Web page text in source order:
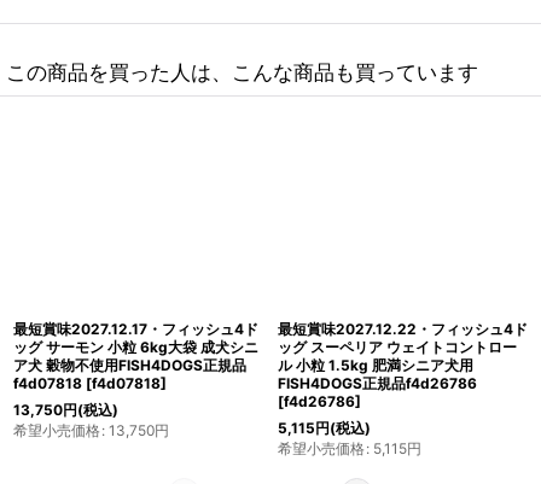
この商品を買った人は、こんな商品も買っています
最短賞味2027.8.28・フィッシュ4ド
ッグ パピー 3kg 仔犬用ドッグフード
FISH4DOGS正規品f4d80024
[f4d80024]
8,800円(税込)
希望小売価格: 8,800円
最短賞味2027.9.30・フィッシュ4ド
ッグ オーシャンホワイトフィッシュ小
粒 12kgグレインフリー ドッグフード
FISH4DOGS正規品f4d07856
[f4d07856]
21,780円(税込)
希望小売価格: 21,780円